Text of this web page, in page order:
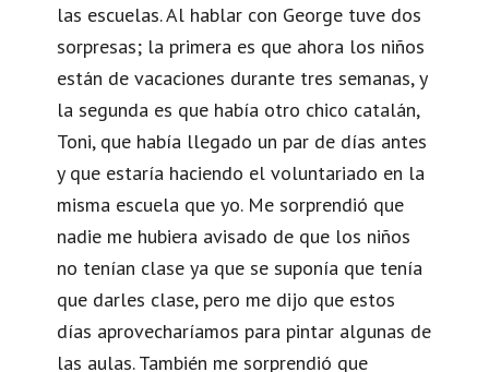
las escuelas. Al hablar con George tuve dos
sorpresas; la primera es que ahora los niños
están de vacaciones durante tres semanas, y
la segunda es que había otro chico catalán,
Toni, que había llegado un par de días antes
y que estaría haciendo el voluntariado en la
misma escuela que yo. Me sorprendió que
nadie me hubiera avisado de que los niños
no tenían clase ya que se suponía que tenía
que darles clase, pero me dijo que estos
días aprovecharíamos para pintar algunas de
las aulas. También me sorprendió que